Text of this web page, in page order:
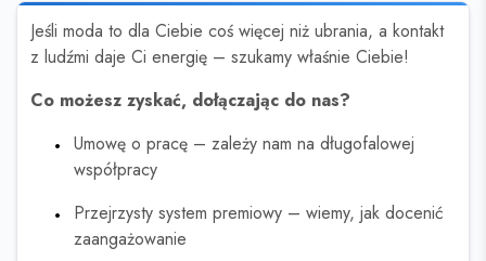
Jeśli moda to dla Ciebie coś więcej niż ubrania, a kontakt
z ludźmi daje Ci energię – szukamy właśnie Ciebie!
Co możesz zyskać, dołączając do nas?
Umowę o pracę – zależy nam na długofalowej
współpracy
Przejrzysty system premiowy – wiemy, jak docenić
zaangażowanie